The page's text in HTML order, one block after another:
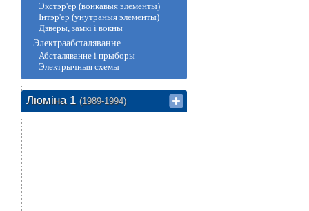
Экстэр'ер (вонкавыя элементы)
Інтэр'ер (унутраныя элементы)
Дзверы, замкі і вокны
Электраабсталяванне
Абсталяванне і прыборы
Электрычныя схемы
Люміна 1 (1989-1994)